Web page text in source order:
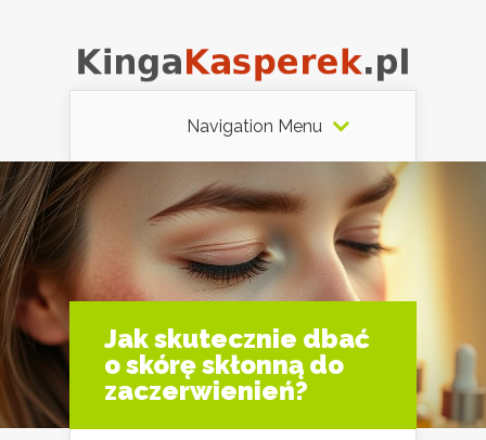
Navigation Menu
Jak skutecznie dbać
o skórę skłonną do
zaczerwienień?